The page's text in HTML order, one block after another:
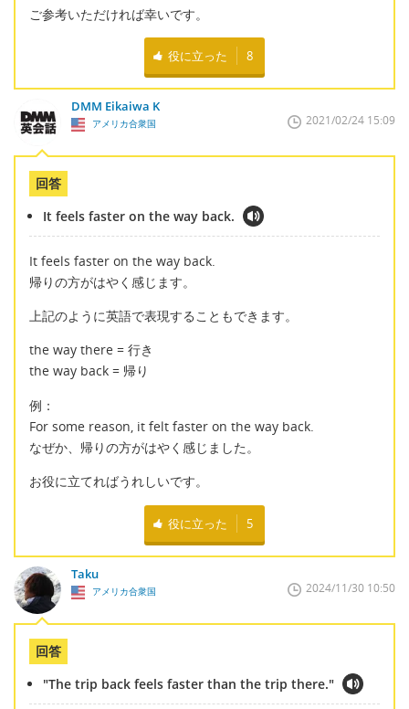
ご参考いただければ幸いです。
役に立った 8
DMM Eikaiwa K
アメリカ合衆国 2021/02/24 15:09
回答
It feels faster on the way back.
It feels faster on the way back.
帰りの方がはやく感じます。
上記のように英語で表現することもできます。
the way there = 行き
the way back = 帰り
例：
For some reason, it felt faster on the way back.
なぜか、帰りの方がはやく感じました。
お役に立てればうれしいです。
役に立った 5
Taku
アメリカ合衆国 2024/11/30 10:50
回答
"The trip back feels faster than the trip there."